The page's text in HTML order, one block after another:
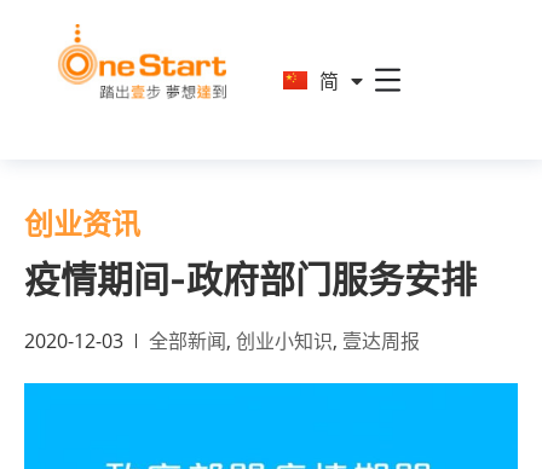
简
繁
创业资讯
疫情期间-政府部门服务安排
2020-12-03 全部新闻, 创业小知识, 壹达周报